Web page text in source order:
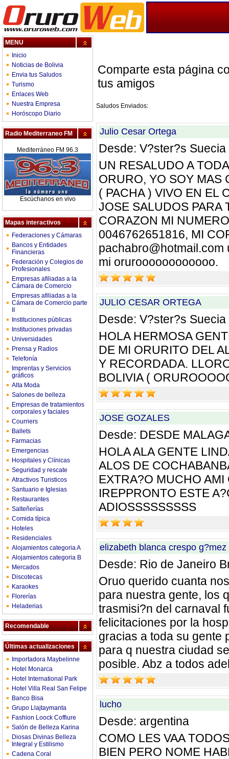
MENU
Inicio
Noticias de Bolivia
Envia tus Saludos
Turismo
Enlaces Web
Nuestra Empresa
Horóscopo Diario
Radio Mediterraneo FM
Mediterráneo FM 96.3
Escúchanos en vivo
Mapas interactivos
Federaciones y Cámaras
Bancos y Entidades
Financieras
Federación y Colegios de
Profesionales
Empresas afiliadas a la
Cámara de Comercio
Empresas afiliadas a la
Cámara de Comercio parte
Instituciones públicas
Instituciones privadas
Universidades
Prensa y Radios
Telefonía
Imprentas y Servicios
gráficos
Alta Moda
Salones de belleza
Empresas de tratamientos
corporales y faciales
Courriers
Ballets
Farmacias
Emergencias
Hospitales y Clínicas
Seguridad y rescate
Atractivos Turisticos
Santuario e Iglesias
Restaurantes
Salteñerías
Comida típica
Hoteles
Residenciales
Alojamientos categoria A
Alojamientos categoria B
Mercados
Discotecas
Karaokes
Florerías
Heladerias
Recomendable
Últimas actualizaciones
Importadora Maybelinne
Hotel Monarca
Hotel International Park
Hotel Villa Real San Felipe
Banco Bisa
Grupo Llajtaymanta
Fashion Loock Coffiure
Salón de Belleza Karina
Diosas Divinas Belleza
Integral y Estilismo
Cadena Coral
Comparte esta página
tus amigos
Saludos Enviados:
Julio Cesar Ortega
Desde: V?ster?s Suecia
UN RESALUDO A
ORURO, YO SOY MAS
( PACHA ) VIVO EN EL
JOSE SALUDOS PARA
CORAZON MI
0046762651816, MI
pachabro@hotmail.com
mi oruroooooooooooo.
JULIO CESAR ORTEGA
Desde: V?ster?s Suecia
HOLA HERMOSA
DE MI ORURITO DEL
Y RECORDADA.
BOLIVIA (
JOSE GOZALES
Desde: DESDE
HOLA ALA GENTE
ALOS DE
EXTRA?O MUCHO AMI
IREPPRONTO ESTE
ADIOSSSSSSSSS
elizabeth blanca crespo g?mez
Desde: Rio de Janeiro
Oruo querido cuanta
para nuestra gente, los
trasmisi?n del carnaval
felicitaciones por la
gracias a toda su gente
para q nuestra ciudad
posible. Abz a todos
lucho
Desde: argentina
COMO LES VAA
BIEN PERO NOME